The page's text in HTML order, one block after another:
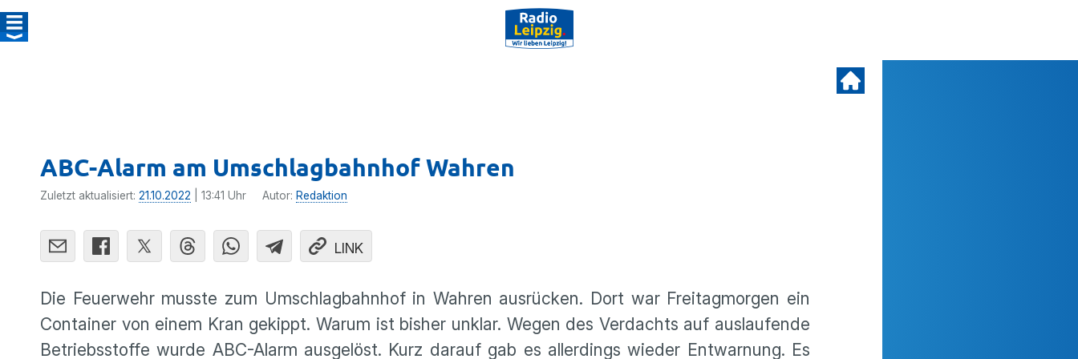
ABC-Alarm am Umschlagbahnhof Wahren
Zuletzt aktualisiert: 21.10.2022 | 13:41 Uhr Autor: Redaktion
LINK
Die Feuerwehr musste zum Umschlagbahnhof in Wahren ausrücken. Dort war Freitagmorgen ein
Container von einem Kran gekippt. Warum ist bisher unklar. Wegen des Verdachts auf auslaufende
Betriebsstoffe wurde ABC-Alarm ausgelöst. Kurz darauf gab es allerdings wieder Entwarnung. Es